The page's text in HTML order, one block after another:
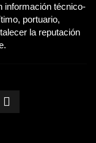
información técnico-
portuario,
la reputación